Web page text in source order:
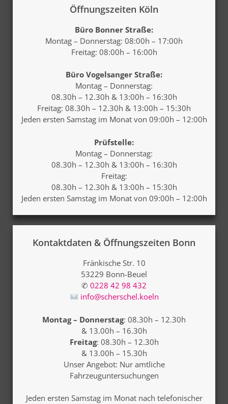
Öffnungszeiten Köln
Büro Bonner Straße:
Montag – Donnerstag: 08:00h – 17:00h
Freitag: 08:00h – 16:00h
Büro Vogelsanger Straße:
Montag – Donnerstag:
08.30h – 12.30h & 13:00h – 16:30h
Freitag: 08.30h – 12.30h & 13:00h – 15:30h
Jeden ersten Samstagim Monat von 09:00h – 12:00h
Prüfstelle:
Montag – Donnerstag:
08.30h – 12.30h & 13:00h – 16:30h
Freitag:
08.30h – 12.30h & 13:00h – 15:30h
Jeden ersten Samstag im Monat von 09:00h – 12:00h
Kontaktdaten & Öffnungszeiten Bonn
Fränkische Str. 10
53229 Bonn-Beuel
✆ 0228 42 98 432
info@scherschel.koeln
Montag – Donnerstag: 08.30h – 12.30h
& 13.00h – 16.30h
Freitag: 08.30h – 12.30h
& 13.00h – 15.30h
Unser Angebot: Nur amtliche
Fahrzeuguntersuchungen
Jeden ersten Samstagim Monat nach telefonischer